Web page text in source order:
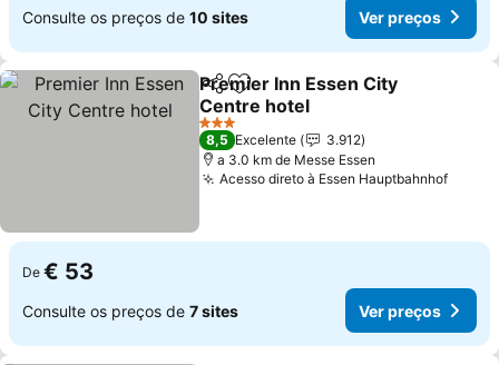
Consulte os preços de 10 sites Ver preços
PartilharAdicionar aos favoritos
Premier Inn Essen City
Centre hotel
Ver preços
3 Estrelas
8,5 Excelente
3.912
a 3.0 km de Messe Essen
Acesso direto à Essen HauptbahnhofVer
De € 53
Consulte os preços de 7 sites Ver preços